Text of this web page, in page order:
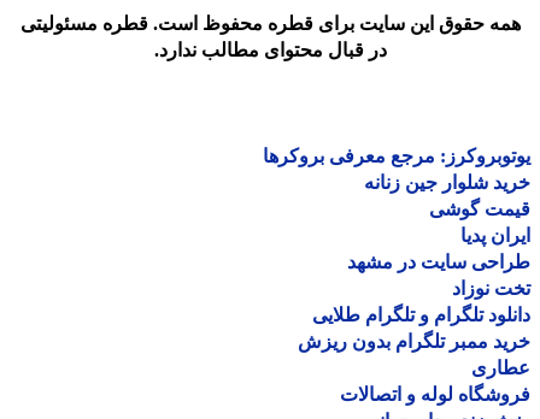
حقوق این سایت برای قطره محفوظ است. قطره مسئولیتی
در قبال محتوای مطالب ندارد.
مرجع معرفی بروکرها
شلوار جین زنانه
گوشی
پدیا
سایت در مشهد
نوزاد
تلگرام و تلگرام طلایی
ممبر تلگرام بدون ریزش
لوله و اتصالات